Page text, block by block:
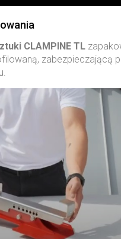
CLAMPINE TL
zabezpieczającą